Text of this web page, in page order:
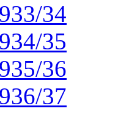
34
35
36
37